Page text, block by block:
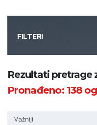
FILTERI
Kategorija
Rezultati pretrage
Pronađeno: 138
Važniji